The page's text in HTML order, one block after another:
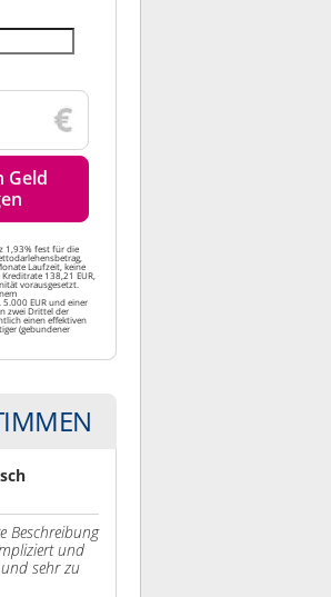
Geld
1,93% fest für die
Laufzeit, keine
138,21 EUR,
vorausgesetzt.
EUR und einer
zwei Drittel der
einen effektiven
(gebundener
Beschreibung
und
sehr zu